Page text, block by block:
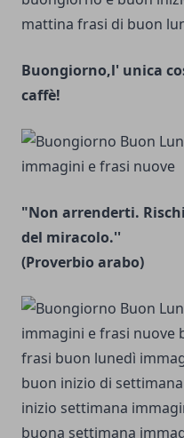
Buongiorno,l' unica
caffè!
"Non arrenderti.
del miracolo.''
(Proverbio arabo)